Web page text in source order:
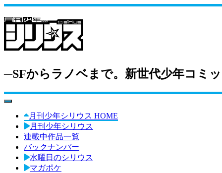
─SFからラノベまで。新世代少年コミ
toggle navigation
月刊少年シリウス HOME
月刊少年シリウス
連載中作品一覧
バックナンバー
水曜日のシリウス
マガポケ